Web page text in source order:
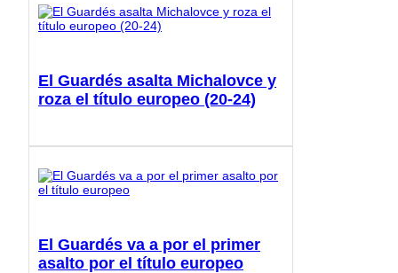
El Guardés asalta Michalovce y
roza el título europeo (20-24)
El Guardés va a por el primer
asalto por el título europeo